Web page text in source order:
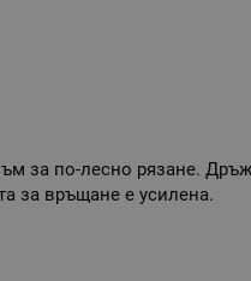
за по-лесно рязане.
за връщане е усилена.